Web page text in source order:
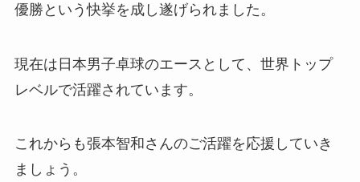
優勝という快挙を成し遂げられました。
現在は日本男子卓球のエースとして、世界トップ
レベルで活躍されています。
これからも張本智和さんのご活躍を応援していき
ましょう。